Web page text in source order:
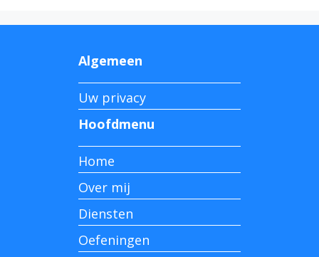
Algemeen
Uw privacy
Hoofdmenu
Home
Over mij
Diensten
Oefeningen